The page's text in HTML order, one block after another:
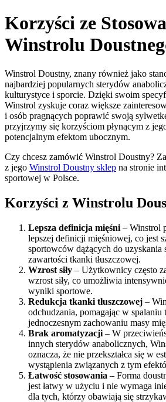
Korzyści ze
Winstrolu
Winstrol Doustny, znany również jako
najbardziej popularnych sterydów
kulturystyce i sporcie. Dzięki swoim
Winstrol zyskuje coraz większe
i osób pragnących poprawić swoją
przyjrzymy się korzyściom płynącym z
potencjalnym efektom ubocznym.
Czy chcesz zamówić Winstrol Doustny?
z jego Winstrol Doustny sklep na stronie
sportowej w Polsce.
Korzyści z Winstrolu
Lepsza definicja mięśni – Winstrol
lepszej definicji mięśniowej, co jest
sportowców dążących do
zawartości tkanki tłuszczowej.
Wzrost siły – Użytkownicy często
wzrost siły, co umożliwia
wyniki sportowe.
Redukcja tkanki tłuszczowej –
odchudzania, pomagając w spalaniu
jednoczesnym zachowaniu masy
Brak aromatyzacji – W
innych sterydów anabolicznych,
oznacza, że nie przekształca się w
wystąpienia związanych z tym
Łatwość stosowania – Forma
jest łatwy w użyciu i nie wymaga
dla tych, którzy obawiają się